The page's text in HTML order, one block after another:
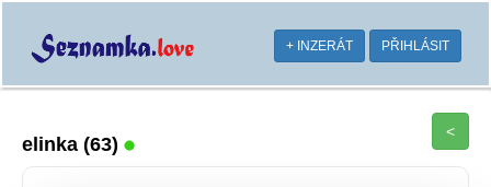
+ INZERÁT PŘIHLÁSIT
elinka (63)
<